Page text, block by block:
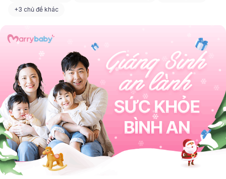
+3 chủ đề khác